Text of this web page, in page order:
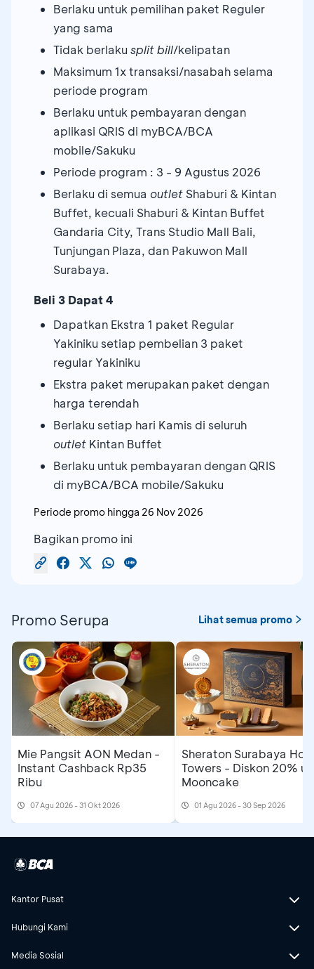
Berlaku untuk pemilihan paket Reguler
yang sama
Tidak berlaku split bill/kelipatan
Maksimum 1x transaksi/nasabah selama
periode program
Berlaku untuk pembayaran dengan
aplikasi QRIS di myBCA/BCA
mobile/Sakuku
Periode program : 3 - 9 Agustus 2026
Berlaku di semua outlet Shaburi & Kintan
Buffet, kecuali Shaburi & Kintan Buffet
Gandaria City, Trans Studio Mall Bali,
Tunjungan Plaza, dan Pakuwon Mall
Surabaya.
Beli 3 Dapat 4
Dapatkan Ekstra 1 paket Regular
Yakiniku setiap pembelian 3 paket
regular Yakiniku
Ekstra paket merupakan paket dengan
harga terendah
Berlaku setiap hari Kamis di seluruh
outlet Kintan Buffet
Berlaku untuk pembayaran dengan QRIS
di myBCA/BCA mobile/Sakuku
Periode promo hingga 26 Nov 2026
Bagikan promo ini
Promo Serupa Lihat semua promo
Mie Pangsit AON Medan -
Instant Cashback Rp35
Ribu
07 Agu 2026 - 31 Okt 2026
Sheraton Surabaya
Towers - Diskon 20%
Mooncake
01 Agu 2026 - 30 Sep 2026
Kantor Pusat
Hubungi Kami
Media Sosial